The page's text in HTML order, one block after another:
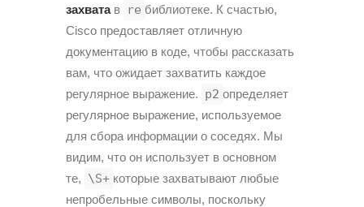
захватав re библиотеке. К счастью,
Cisco предоставляет отличную
документацию в коде, чтобы рассказать
вам, что ожидает захватить каждое
регулярное выражение. p2 определяет
регулярное выражение, используемое
для сбора информации о соседях. Мы
видим, что он использует в основном
те, \S+ которые захватывают любые
непробельные символы, поскольку